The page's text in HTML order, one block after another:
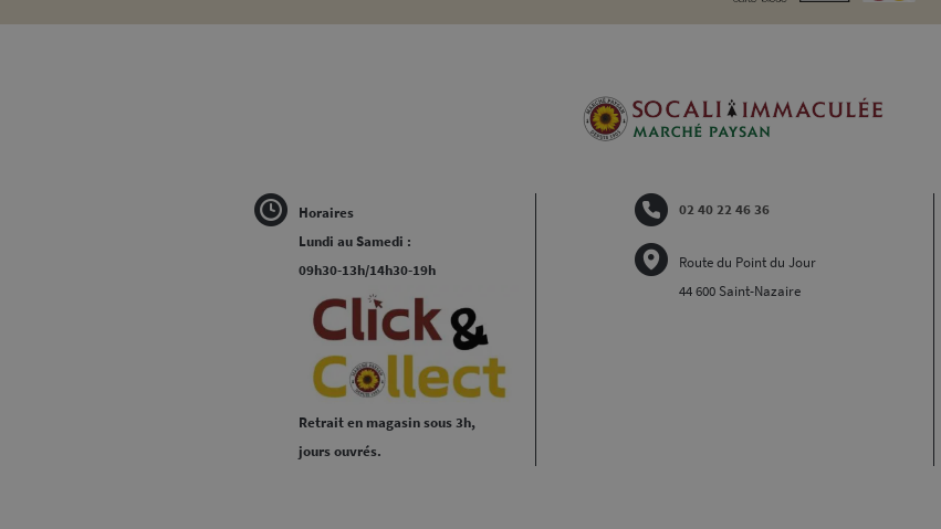
Horaires
Lundi au Samedi :
09h30-13h/14h30-19h
Retrait en magasin sous 3h,
jours ouvrés.
02 40 22 46 36
Route du Point du Jour
44 600 Saint-Nazaire